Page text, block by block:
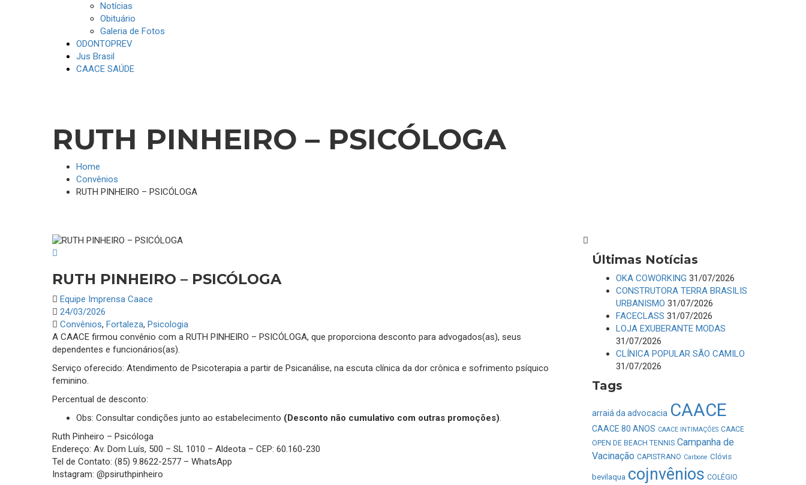
Notícias
Obituário
Galeria de Fotos
ODONTOPREV
Jus Brasil
CAACE SAÚDE
RUTH PINHEIRO – PSICÓLOGA
Home
Convênios
RUTH PINHEIRO – PSICÓLOGA
RUTH PINHEIRO – PSICÓLOGA
Equipe Imprensa Caace
24/03/2026
Convênios, Fortaleza, Psicologia
A CAACE firmou convênio com a RUTH PINHEIRO – PSICÓLOGA, que proporciona desconto para advogados(as), seus
dependentes e funcionários(as).
Serviço oferecido: Atendimento de Psicoterapia a partir de Psicanálise, na escuta clínica da dor crônica e sofrimento psíquico
feminino.
Percentual de desconto:
Obs: Consultar condições junto ao estabelecimento (Desconto não cumulativo com outras promoções).
Ruth Pinheiro – Psicóloga
Endereço: Av. Dom Luís, 500 – SL 1010 – Aldeota – CEP: 60.160-230
Tel de Contato: (85) 9.8622-2577 – WhatsApp
Instagram: @‌psiruthpinheiro
Últimas Notícias
OKA COWORKING 31/07/2026
CONSTRUTORA TERRA BRASILIS
URBANISMO 31/07/2026
FACECLASS 31/07/2026
LOJA EXUBERANTE MODAS
31/07/2026
CLÍNICA POPULAR SÃO CAMILO
31/07/2026
Tags
arraiá da advocacia CAACE
CAACE 80 ANOS CAACE INTIMAÇÕES CAACE
OPEN DE BEACH TENNIS Campanha de
Vacinação CAPISTRANO Carbone Clóvis
bevilaqua cojnvênios COLÉGIO